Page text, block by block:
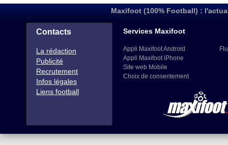
Maxifoot (100% Football) :
Contacts
La rédaction
Publicité
Recrutement
Infos légales
Liens football
Services Maxifoot
Appli Maxifoot Android
Appli Maxifoot iPhone
Site web Mobile
Choix de consentement